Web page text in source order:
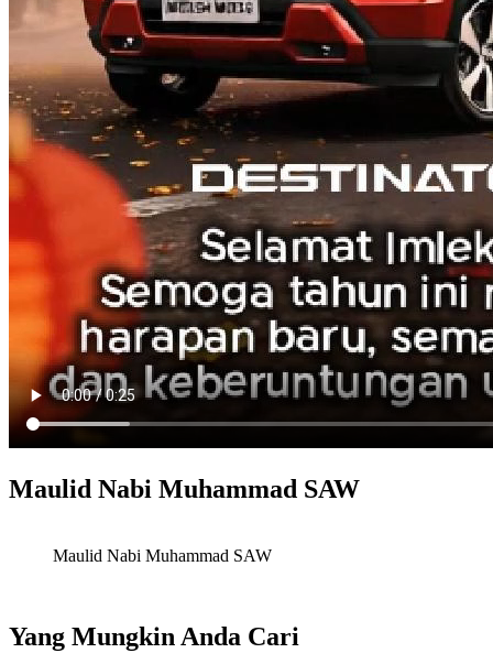
Maulid Nabi Muhammad SAW
Maulid Nabi Muhammad SAW
Yang Mungkin Anda Cari